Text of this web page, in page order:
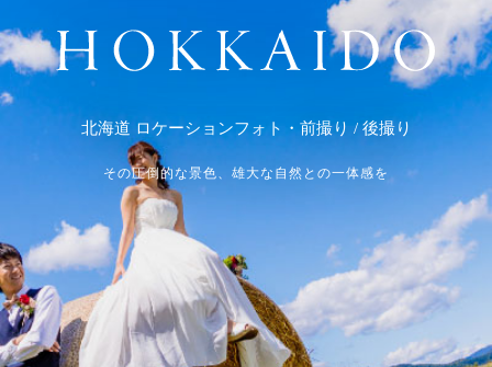
北海道 ロケーションフォト・前撮り / 後撮り
その圧倒的な景色、雄大な自然との一体感を